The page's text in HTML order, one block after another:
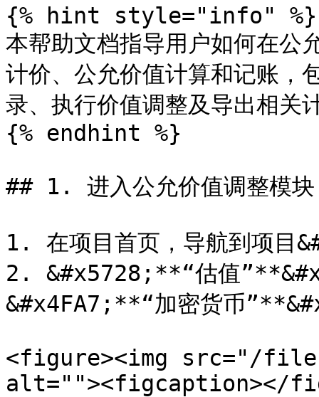
{% hint style="info" %}
本帮助文档指导用户如何在公
计价、公允价值计算和记账，
录、执行价值调整及导出相关
{% endhint %}
## 1. 进入公允价值调整模块
1. 在项目首页，导航到项
2. &#x5728;**“估值
&#x4FA7;**“加密货币
<figure><img src="/files/
alt=""><figcaption></